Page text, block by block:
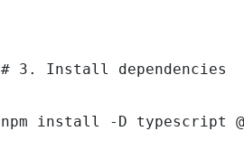
# 3. Install dependencies
npm install -D typescript